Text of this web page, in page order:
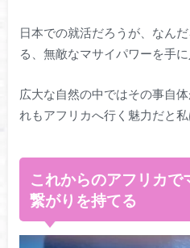
日本での就活だろうが、なん
る、無敵なマサイパワーを手
広大な自然の中ではその事自
れもアフリカへ行く魅力だと
これからのアフリカで
繋がりを持てる